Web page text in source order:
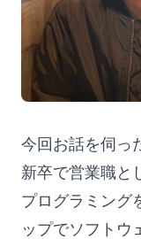
今回お話を伺っ
新卒で営業職と
プログラミング
ップでソフトウ